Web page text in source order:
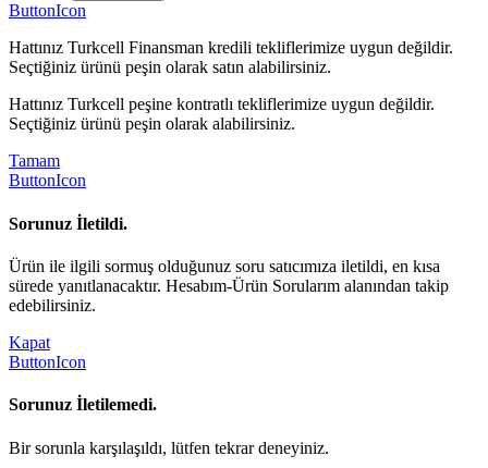
ButtonIcon
Hattınız Turkcell Finansman kredili tekliflerimize uygun değildir.
Seçtiğiniz ürünü peşin olarak satın alabilirsiniz.
Hattınız Turkcell peşine kontratlı tekliflerimize uygun değildir.
Seçtiğiniz ürünü peşin olarak alabilirsiniz.
Tamam
ButtonIcon
Sorunuz İletildi.
Ürün ile ilgili sormuş olduğunuz soru satıcımıza iletildi, en kısa
sürede yanıtlanacaktır. Hesabım-Ürün Sorularım alanından takip
edebilirsiniz.
Kapat
ButtonIcon
Sorunuz İletilemedi.
Bir sorunla karşılaşıldı, lütfen tekrar deneyiniz.